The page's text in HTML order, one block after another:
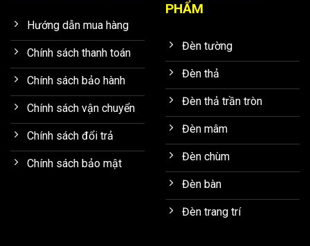
Hướng dẫn mua hàng
Chính sách thanh toán
Chính sách bảo hành
Chính sách vận chuyển
Chính sách đổi trả
Chính sách bảo mật
PHẨM
Đèn tường
Đèn thả
Đèn thả trần tròn
Đèn mâm
Đèn chùm
Đèn bàn
Đèn trang trí